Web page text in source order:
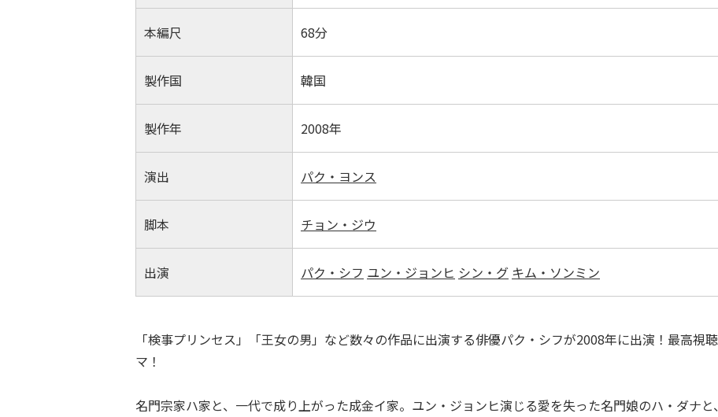
本編尺 68分
製作国 韓国
製作年 2008年
演出 パク・ヨンス
脚本 チョン・ジウ
出演 パク・シフ ユン・ジョンヒ シン・グ キム・ソンミン
「検事プリンセス」「王女の男」など数々の作品に出演する俳優パク・シフが2008年に出演！最高視
マ！
名門宗家ハ家と、一代で成り上がった成金イ家。ユン・ジョンヒ演じる愛を失った名門娘のハ・ダナ